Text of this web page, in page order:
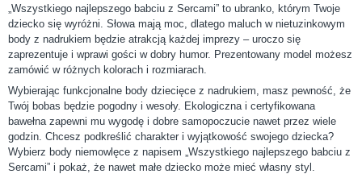
„Wszystkiego najlepszego babciu z Sercami” to ubranko, którym Twoje
dziecko się wyróżni. Słowa mają moc, dlatego maluch w nietuzinkowym
body z nadrukiem będzie atrakcją każdej imprezy – uroczo się
zaprezentuje i wprawi gości w dobry humor. Prezentowany model możesz
zamówić w różnych kolorach i rozmiarach.
Wybierając funkcjonalne body dziecięce z nadrukiem, masz pewność, że
Twój bobas będzie pogodny i wesoły. Ekologiczna i certyfikowana
bawełna zapewni mu wygodę i dobre samopoczucie nawet przez wiele
godzin. Chcesz podkreślić charakter i wyjątkowość swojego dziecka?
Wybierz body niemowlęce z napisem „Wszystkiego najlepszego babciu z
Sercami” i pokaż, że nawet małe dziecko może mieć własny styl.